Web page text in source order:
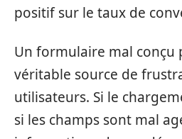
positif sur le taux de
Un formulaire mal conçu
véritable source de
utilisateurs. Si le
si les champs sont mal